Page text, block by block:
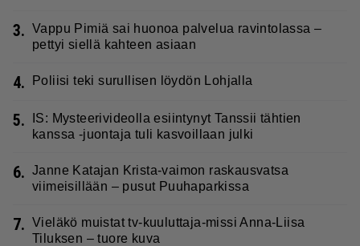
3. Vappu Pimiä sai huonoa palvelua ravintolassa –
pettyi siellä kahteen asiaan
4. Poliisi teki surullisen löydön Lohjalla
5.
IS: Mysteerivideolla esiintynyt Tanssii tähtien
kanssa -juontaja tuli kasvoillaan julki
6. Janne Katajan Krista-vaimon raskausvatsa
viimeisillään – pusut Puuhaparkissa
7. Vieläkö muistat tv-kuuluttaja-missi Anna-Liisa
Tiluksen – tuore kuva